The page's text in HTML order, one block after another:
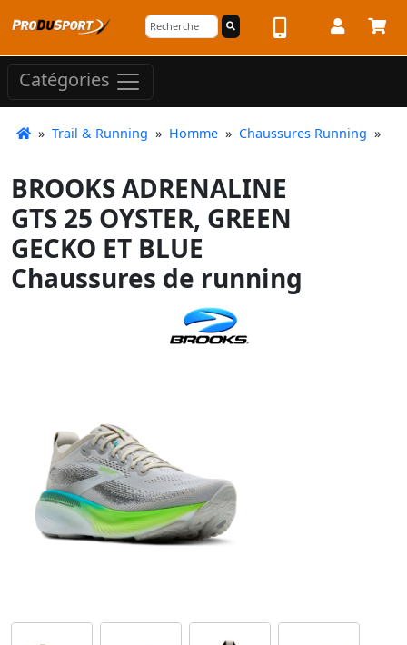
Catégories
» Trail & Running » Homme » Chaussures Running »
BROOKS ADRENALINE
GTS 25 OYSTER, GREEN
GECKO ET BLUE
Chaussures de running